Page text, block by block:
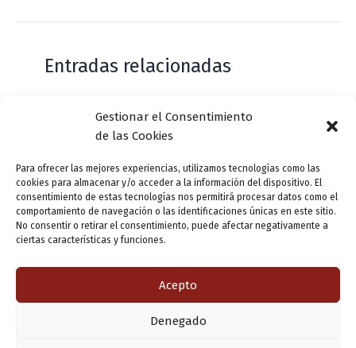
Gestionar el Consentimiento
de las Cookies
Para ofrecer las mejores experiencias, utilizamos tecnologías como las
cookies para almacenar y/o acceder a la información del dispositivo. El
consentimiento de estas tecnologías nos permitirá procesar datos como el
comportamiento de navegación o las identificaciones únicas en este sitio.
No consentir o retirar el consentimiento, puede afectar negativamente a
ciertas características y funciones.
Acepto
Denegado
Entradas relacionadas
Casa de Zorrilla conmemorarán el 168
aniversario del estreno de Don Juan
Tenorio
Deja un comentario / Actualidad / Por VLLensutinta
Actualidad / Por